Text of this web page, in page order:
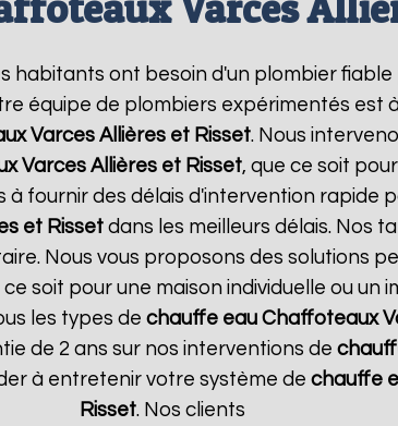
habitants ont besoin d'un plombier
équipe de plombiers expérimentés est
Varces Allières et Risset. Nous
Varces Allières et Risset, que ce soit
fournir des délais d'intervention rapide
et Rissetdans les meilleurs délais. Nos
Nous vous proposons des solutions
ce soit pour une maison individuelle ou un
les types de chauffe eau Chaffoteaux
de 2 ans sur nos interventions de
à entretenir votre système de chauffe
Risset. Nos clients